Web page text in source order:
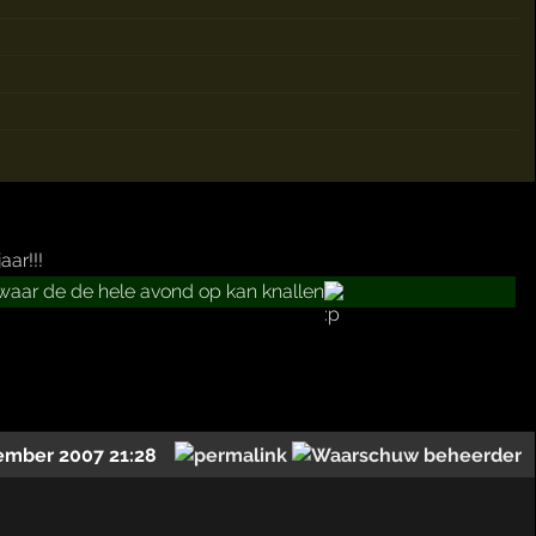
de de hele avond op kan knallen
2007 21:28